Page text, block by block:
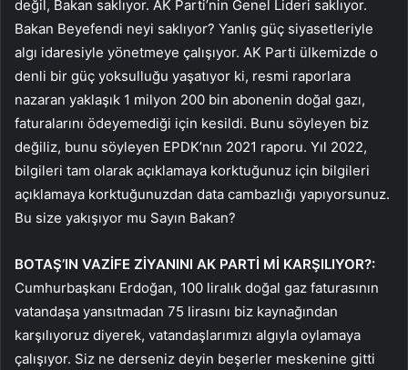
değil, Bakan saklıyor. AK Parti’nin Genel Lideri saklıyor.
Bakan Beyefendi neyi saklıyor? Yanlış güç siyasetleriyle
algı idaresiyle yönetmeye çalışıyor. AK Parti ülkemizde o
denli bir güç yoksulluğu yaşatıyor ki, resmi raporlara
nazaran yaklaşık 1 milyon 200 bin abonenin doğal gazı,
faturalarını ödeyemediği için kesildi. Bunu söyleyen biz
değiliz, bunu söyleyen EPDK’nın 2021 raporu. Yıl 2022,
bilgileri tam olarak açıklamaya korktuğunuz için bilgileri
açıklamaya korktuğunuzdan data cambazlığı yapıyorsunuz.
Bu size yakışıyor mu Sayın Bakan?
BOTAŞ’IN VAZİFE ZİYANINI AK PARTİ Mİ KARŞILIYOR?:
Cumhurbaşkanı Erdoğan, 100 liralık doğal gaz faturasının
vatandaşa yansıtmadan 75 lirasını biz kaynağından
karşılıyoruz diyerek, vatandaşlarımızı algıyla oylamaya
çalışıyor. Siz ne derseniz deyin beşerler meskenine gitti